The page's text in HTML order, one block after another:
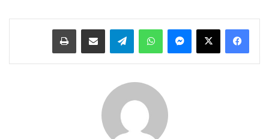
ماسنجر واتساب تيلقرام مشاركة عبر البريد طباعة